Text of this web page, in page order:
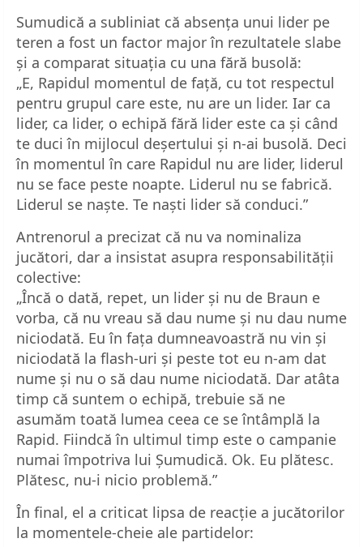
Sumudică a subliniat că absența unui lider pe
teren a fost un factor major în rezultatele slabe
și a comparat situația cu una fără busolă:
„E, Rapidul momentul de față, cu tot respectul
pentru grupul care este, nu are un lider. Iar ca
lider, ca lider, o echipă fără lider este ca și când
te duci în mijlocul deșertului și n-ai busolă. Deci
în momentul în care Rapidul nu are lider, liderul
nu se face peste noapte. Liderul nu se fabrică.
Liderul se naște. Te naști lider să conduci.”
Antrenorul a precizat că nu va nominaliza
jucători, dar a insistat asupra responsabilității
colective:
„Încă o dată, repet, un lider și nu de Braun e
vorba, că nu vreau să dau nume și nu dau nume
niciodată. Eu în fața dumneavoastră nu vin și
niciodată la flash-uri și peste tot eu n-am dat
nume și nu o să dau nume niciodată. Dar atâta
timp că suntem o echipă, trebuie să ne
asumăm toată lumea ceea ce se întâmplă la
Rapid. Fiindcă în ultimul timp este o campanie
numai împotriva lui Șumudică. Ok. Eu plătesc.
Plătesc, nu-i nicio problemă.”
În final, el a criticat lipsa de reacție a jucătorilor
la momentele-cheie ale partidelor: